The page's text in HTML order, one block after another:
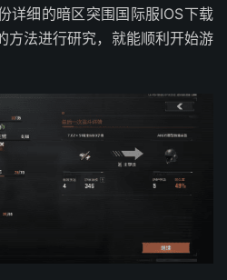
详细的暗区突围国际服IOS下载
方法进行研究，就能顺利开始游